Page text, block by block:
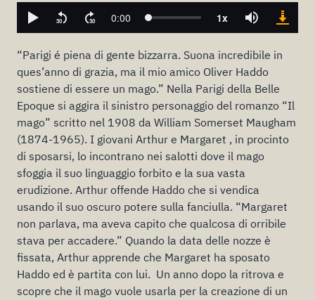
“Parigi é piena di gente bizzarra. Suona incredibile in
ques’anno di grazia, ma il mio amico Oliver Haddo
sostiene di essere un mago.” Nella Parigi della Belle
Epoque si aggira il sinistro personaggio del romanzo “Il
mago” scritto nel 1908 da William Somerset Maugham
(1874-1965). I giovani Arthur e Margaret , in procinto
di sposarsi, lo incontrano nei salotti dove il mago
sfoggia il suo linguaggio forbito e la sua vasta
erudizione. Arthur offende Haddo che si vendica
usando il suo oscuro potere sulla fanciulla. “Margaret
non parlava, ma aveva capito che qualcosa di orribile
stava per accadere.” Quando la data delle nozze è
fissata, Arthur apprende che Margaret ha sposato
Haddo ed è partita con lui. Un anno dopo la ritrova e
scopre che il mago vuole usarla per la creazione di un